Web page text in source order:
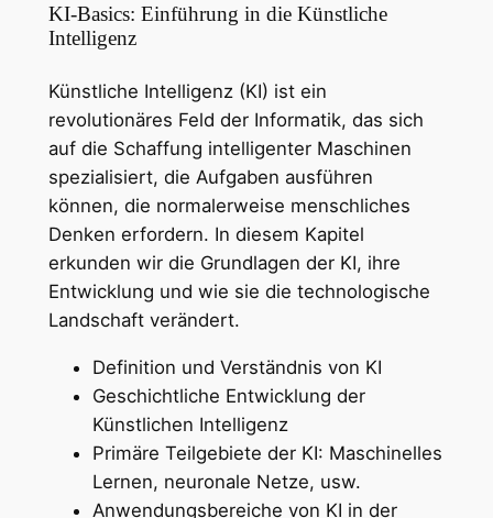
KI-Basics: Einführung in die Künstliche
Intelligenz
Künstliche Intelligenz (KI) ist ein
revolutionäres Feld der Informatik, das sich
auf die Schaffung intelligenter Maschinen
spezialisiert, die Aufgaben ausführen
können, die normalerweise menschliches
Denken erfordern. In diesem Kapitel
erkunden wir die Grundlagen der KI, ihre
Entwicklung und wie sie die technologische
Landschaft verändert.
Definition und Verständnis von KI
Geschichtliche Entwicklung der
Künstlichen Intelligenz
Primäre Teilgebiete der KI: Maschinelles
Lernen, neuronale Netze, usw.
Anwendungsbereiche von KI in der